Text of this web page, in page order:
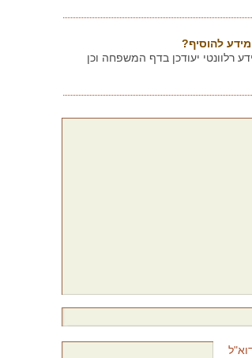
להוסיף?
רלוונטי יעודכן בדף המשפחה וכן